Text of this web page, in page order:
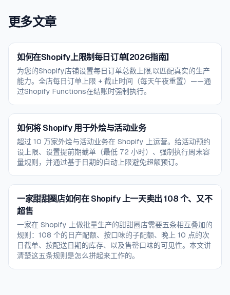
更多文章
如何在Shopify上限制每日订单【2026指南】
为您的Shopify店铺设置每日订单总数上限,以匹配真实的生产
能力。全店每日订单上限 + 截止时间（每天午夜重置）——通
过Shopify Functions在结账时强制执行。
如何将 Shopify 用于外烩与活动业务
超过 10 万家外烩与活动业务在 Shopify 上运营。给活动预约
设上限、设置提前期截单（最低 72 小时）、强制执行周末容
量规则，并通过基于日期的自动上限避免超额预订。
一家甜甜圈店如何在 Shopify 上一天卖出 108 个、又不
超售
一家在 Shopify 上做批量生产的甜甜圈店需要五条相互叠加的
规则：108 个的日产配额、按口味的子配额、晚上 10 点的次
日截单、按配送日期的库存、以及售罄口味的可见性。本文讲
清楚这五条规则是怎么拼起来工作的。